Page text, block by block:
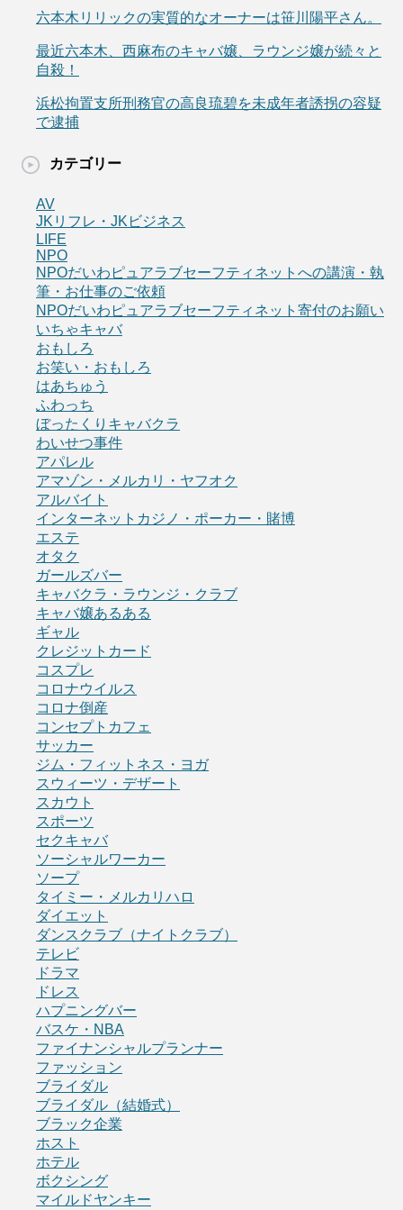
六本木リリックの実質的なオーナーは笹川陽平さん。
最近六本木、西麻布のキャバ嬢、ラウンジ嬢が続々と
自殺！
浜松拘置支所刑務官の高良琉碧を未成年者誘拐の容疑
で逮捕
カテゴリー
AV
JKリフレ・JKビジネス
LIFE
NPO
NPOだいわピュアラブセーフティネットへの講演・執
筆・お仕事のご依頼
NPOだいわピュアラブセーフティネット寄付のお願い
いちゃキャバ
おもしろ
お笑い・おもしろ
はあちゅう
ふわっち
ぼったくりキャバクラ
わいせつ事件
アパレル
アマゾン・メルカリ・ヤフオク
アルバイト
インターネットカジノ・ポーカー・賭博
エステ
オタク
ガールズバー
キャバクラ・ラウンジ・クラブ
キャバ嬢あるある
ギャル
クレジットカード
コスプレ
コロナウイルス
コロナ倒産
コンセプトカフェ
サッカー
ジム・フィットネス・ヨガ
スウィーツ・デザート
スカウト
スポーツ
セクキャバ
ソーシャルワーカー
ソープ
タイミー・メルカリハロ
ダイエット
ダンスクラブ（ナイトクラブ）
テレビ
ドラマ
ドレス
ハプニングバー
バスケ・NBA
ファイナンシャルプランナー
ファッション
ブライダル
ブライダル（結婚式）
ブラック企業
ホスト
ホテル
ボクシング
マイルドヤンキー